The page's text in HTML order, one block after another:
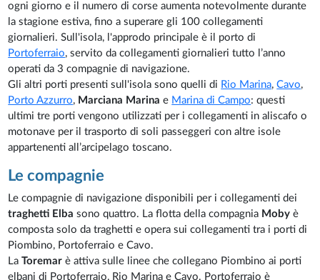
ogni giorno e il numero di corse aumenta notevolmente durante
la stagione estiva, fino a superare gli 100 collegamenti
giornalieri. Sull'isola, l'approdo principale è il porto di
Portoferraio, servito da collegamenti giornalieri tutto l’anno
operati da 3 compagnie di navigazione.
Gli altri porti presenti sull'isola sono quelli di Rio Marina,Cavo,
Porto Azzurro, Marciana Marina e Marina di Campo: questi
ultimi tre porti vengono utilizzati per i collegamenti in aliscafo o
motonave per il trasporto di soli passeggeri con altre isole
appartenenti all’arcipelago toscano.
Le compagnie
Le compagnie di navigazione disponibili per i collegamenti dei
traghetti Elba sono quattro. La flotta della compagnia Moby è
composta solo da traghetti e opera sui collegamenti tra i porti di
Piombino, Portoferraio e Cavo.
LaToremar è attiva sulle linee che collegano Piombino ai porti
elbani di Portoferraio, Rio Marina e Cavo. Portoferraio è